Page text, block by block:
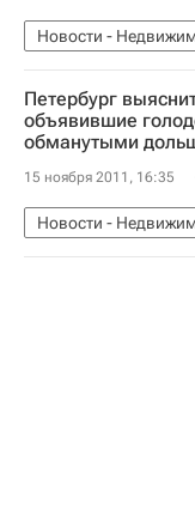
Новости -
Реконструкция
Марат Хуснуллин
Реконструкция
Инфраструктура
Петербург
объявившие
обманутыми
15 ноября 2011, 16:35
Новости -
Россия